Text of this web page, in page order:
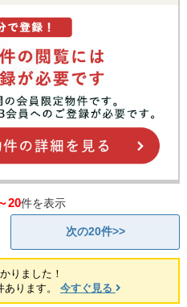
20件を表示
次の20件>>
りました！
あります。 今すぐ見る